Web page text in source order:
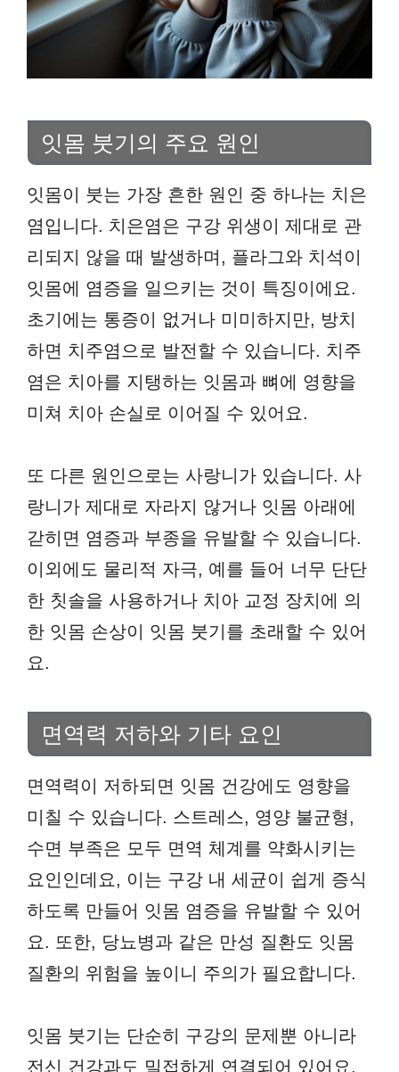
잇몸 붓기의 주요 원인
잇몸이 붓는 가장 흔한 원인 중 하나는 치은
염입니다. 치은염은 구강 위생이 제대로 관
리되지 않을 때 발생하며, 플라그와 치석이
잇몸에 염증을 일으키는 것이 특징이에요.
초기에는 통증이 없거나 미미하지만, 방치
하면 치주염으로 발전할 수 있습니다. 치주
염은 치아를 지탱하는 잇몸과 뼈에 영향을
미쳐 치아 손실로 이어질 수 있어요.
또 다른 원인으로는 사랑니가 있습니다. 사
랑니가 제대로 자라지 않거나 잇몸 아래에
갇히면 염증과 부종을 유발할 수 있습니다.
이외에도 물리적 자극, 예를 들어 너무 단단
한 칫솔을 사용하거나 치아 교정 장치에 의
한 잇몸 손상이 잇몸 붓기를 초래할 수 있어
요.
면역력 저하와 기타 요인
면역력이 저하되면 잇몸 건강에도 영향을
미칠 수 있습니다. 스트레스, 영양 불균형,
수면 부족은 모두 면역 체계를 약화시키는
요인인데요, 이는 구강 내 세균이 쉽게 증식
하도록 만들어 잇몸 염증을 유발할 수 있어
요. 또한, 당뇨병과 같은 만성 질환도 잇몸
질환의 위험을 높이니 주의가 필요합니다.
잇몸 붓기는 단순히 구강의 문제뿐 아니라
전신 건강과도 밀접하게 연결되어 있어요.